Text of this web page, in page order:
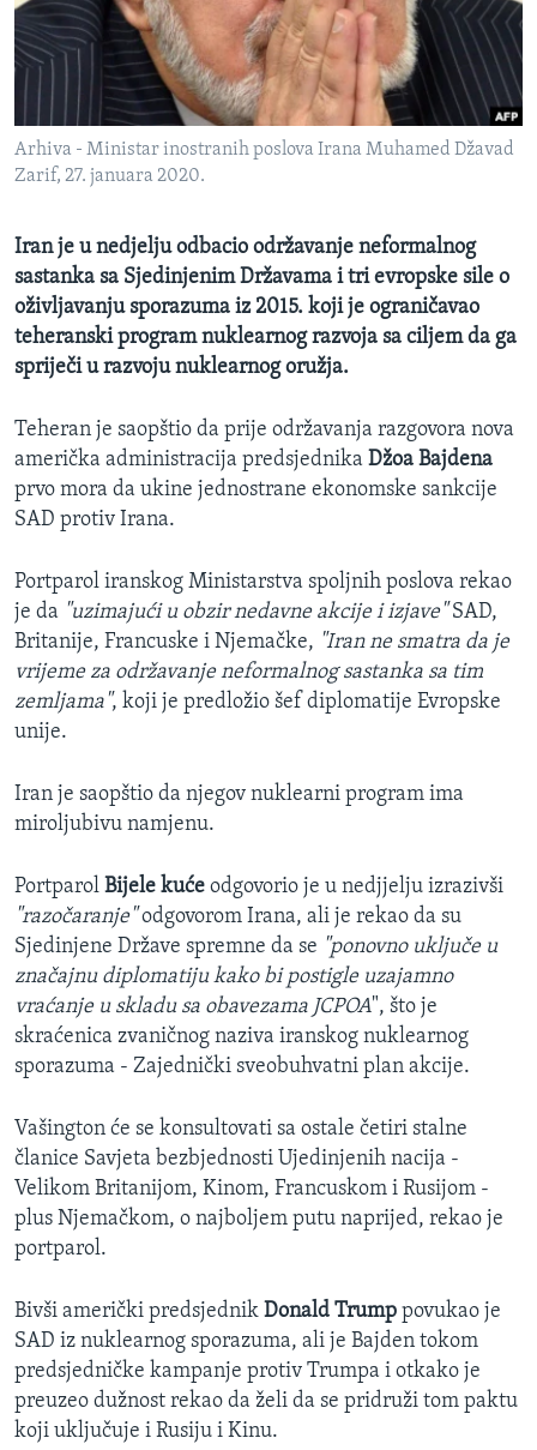
MAGAZIN
O GLASU AMERIKE
Learning English
PRATITE NAS
Jezici
Arhiva - Ministar inostranih poslova Irana Muhamed Džavad
Zarif, 27. januara 2020.
Iran je u nedjelju odbacio održavanje neformalnog
sastanka sa Sjedinjenim Državama i tri evropske sile o
oživljavanju sporazuma iz 2015. koji je ograničavao
teheranski program nuklearnog razvoja sa ciljem da ga
spriječi u razvoju nuklearnog oružja.
Teheran je saopštio da prije održavanja razgovora nova
američka administracija predsjednika Džoa Bajdena
prvo mora da ukine jednostrane ekonomske sankcije
SAD protiv Irana.
Portparol iranskog Ministarstva spoljnih poslova rekao
je da "uzimajući u obzir nedavne akcije i izjave"SAD,
Britanije, Francuske i Njemačke, "Iran ne smatra da je
vrijeme za održavanje neformalnog sastanka sa tim
zemljama", koji je predložio šef diplomatije Evropske
unije.
Iran je saopštio da njegov nuklearni program ima
miroljubivu namjenu.
Portparol Bijele kuće odgovorio je u nedjjelju izrazivši
"razočaranje"odgovorom Irana, ali je rekao da su
Sjedinjene Države spremne da se "ponovno uključe u
značajnu diplomatiju kako bi postigle uzajamno
vraćanje u skladu sa obavezama JCPOA", što je
skraćenica zvaničnog naziva iranskog nuklearnog
sporazuma - Zajednički sveobuhvatni plan akcije.
Vašington će se konsultovati sa ostale četiri stalne
članice Savjeta bezbjednosti Ujedinjenih nacija -
Velikom Britanijom, Kinom, Francuskom i Rusijom -
plus Njemačkom, o najboljem putu naprijed, rekao je
portparol.
Bivši američki predsjednik Donald Trump povukao je
SAD iz nuklearnog sporazuma, ali je Bajden tokom
predsjedničke kampanje protiv Trumpa i otkako je
preuzeo dužnost rekao da želi da se pridruži tom paktu
koji uključuje i Rusiju i Kinu.